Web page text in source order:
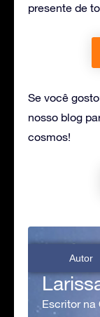
presente de
Se você
nosso blog
cosmos!
Autor
Escritor na